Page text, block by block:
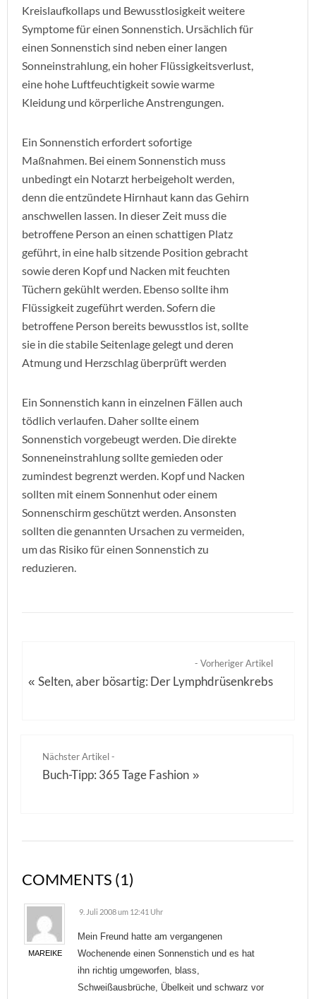
Kreislaufkollaps und Bewusstlosigkeit weitere
Symptome für einen Sonnenstich. Ursächlich für
einen Sonnenstich sind neben einer langen
Sonneinstrahlung, ein hoher Flüssigkeitsverlust,
eine hohe Luftfeuchtigkeit sowie warme
Kleidung und körperliche Anstrengungen.
Ein Sonnenstich erfordert sofortige
Maßnahmen. Bei einem Sonnenstich muss
unbedingt ein Notarzt herbeigeholt werden,
denn die entzündete Hirnhaut kann das Gehirn
anschwellen lassen. In dieser Zeit muss die
betroffene Person an einen schattigen Platz
geführt, in eine halb sitzende Position gebracht
sowie deren Kopf und Nacken mit feuchten
Tüchern gekühlt werden. Ebenso sollte ihm
Flüssigkeit zugeführt werden. Sofern die
betroffene Person bereits bewusstlos ist, sollte
sie in die stabile Seitenlage gelegt und deren
Atmung und Herzschlag überprüft werden
Ein Sonnenstich kann in einzelnen Fällen auch
tödlich verlaufen. Daher sollte einem
Sonnenstich vorgebeugt werden. Die direkte
Sonneneinstrahlung sollte gemieden oder
zumindest begrenzt werden. Kopf und Nacken
sollten mit einem Sonnenhut oder einem
Sonnenschirm geschützt werden. Ansonsten
sollten die genannten Ursachen zu vermeiden,
um das Risiko für einen Sonnenstich zu
reduzieren.
- Vorheriger Artikel
«Selten, aber bösartig: Der Lymphdrüsenkrebs
Nächster Artikel -
Buch-Tipp: 365 Tage Fashion »
COMMENTS (1)
MAREIKE
9. Juli 2008 um 12:41 Uhr
Mein Freund hatte am vergangenen
Wochenende einen Sonnenstich und es hat
ihn richtig umgeworfen, blass,
Schweißausbrüche, Übelkeit und schwarz vor